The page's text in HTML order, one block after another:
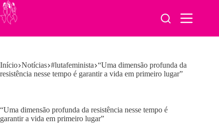
Pular
para
o
Início Notícias #lutafeminista “Uma dimensão profunda da
resistência nesse tempo é garantir a vida em primeiro lugar”
“Uma dimensão profunda da resistência nesse tempo é
garantir a vida em primeiro lugar”